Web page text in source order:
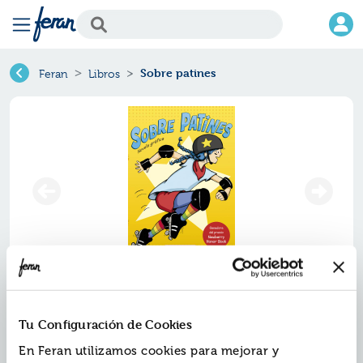
Tu Configuración de Cookies
En Feran utilizamos cookies para mejorar y
Feran Libros Sobre patines
Sobre patines
Ref.ZMV-7108380
ISBN:9788417108380